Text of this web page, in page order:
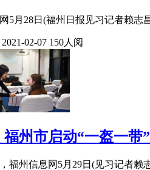
5月28日(福州日报见习记者赖志
2021-02-07 150人阅
福州市启动“一盔一带
福州信息网5月29日(见习记者